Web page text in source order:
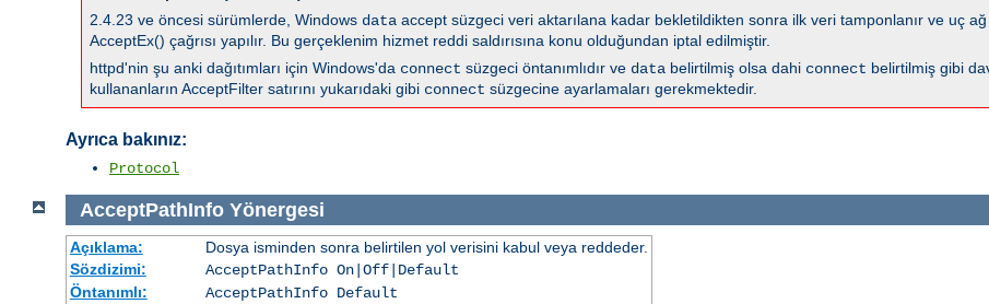
2.4.23 ve öncesi sürümlerde, Windows data accept süzgeci veri aktarılana kadar bekletildikten sonra ilk veri tamponlanır ve uç
AcceptEx() çağrısı yapılır. Bu gerçeklenim hizmet reddi saldırısına konu olduğundan iptal edilmiştir.
httpd'nin şu anki dağıtımları için Windows'da connect süzgeci öntanımlıdır ve data belirtilmiş olsa dahi connect belirtilmiş gibi
kullananların AcceptFilter satırını yukarıdaki gibi connect süzgecine ayarlamaları gerekmektedir.
Ayrıca bakınız:
Protocol
AcceptPathInfo Yönergesi
Açıklama:
Dosya isminden sonra belirtilen yol verisini kabul veya reddeder.
Sözdizimi:
AcceptPathInfo On|Off|Default
Öntanımlı:
AcceptPathInfo Default